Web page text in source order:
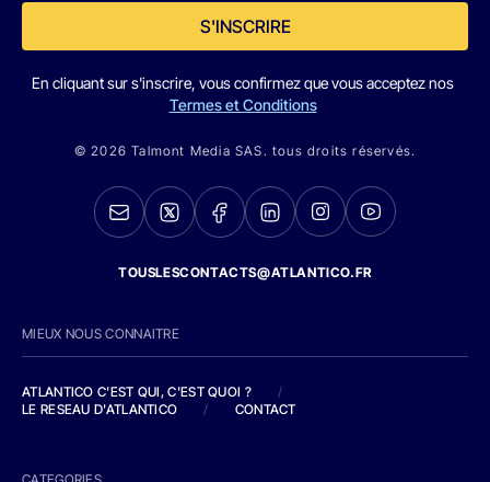
S'INSCRIRE
En cliquant sur s'inscrire, vous confirmez que vous acceptez nos
Termes et Conditions
© 2026 Talmont Media SAS. tous droits réservés.
TOUSLESCONTACTS@ATLANTICO.FR
MIEUX NOUS CONNAITRE
ATLANTICO C'EST QUI, C'EST QUOI ?
/
LE RESEAU D'ATLANTICO
/ CONTACT